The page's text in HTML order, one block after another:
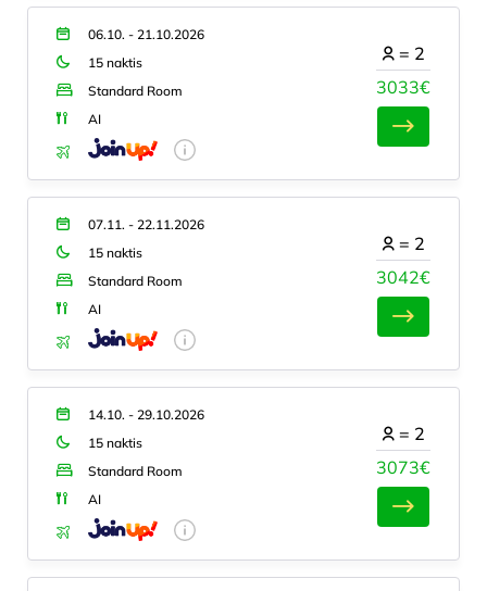
06.10. - 21.10.2026
15 naktis
Standard Room
AI
3033€
= 2
07.11. - 22.11.2026
15 naktis
Standard Room
AI
3042€
= 2
14.10. - 29.10.2026
15 naktis
Standard Room
AI
3073€
= 2